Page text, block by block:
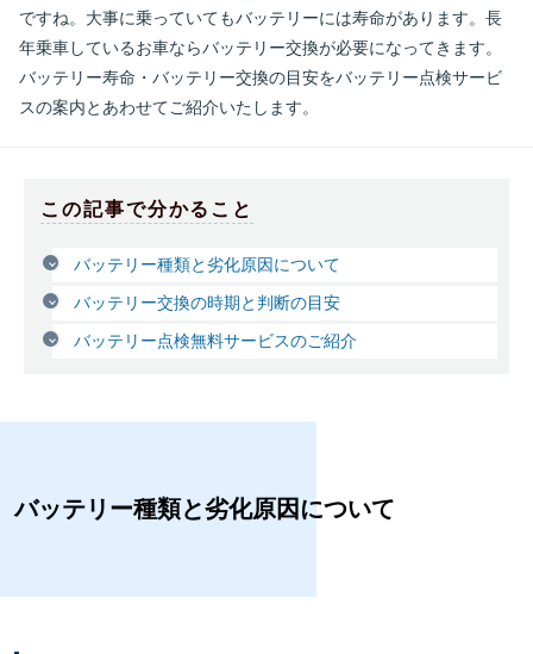
ですね。大事に乗っていてもバッテリーには寿命があります。長
年乗車しているお車ならバッテリー交換が必要になってきます。
バッテリー寿命・バッテリー交換の目安をバッテリー点検サービ
スの案内とあわせてご紹介いたします。
この記事で分かること
バッテリー種類と劣化原因について
バッテリー交換の時期と判断の目安
バッテリー点検無料サービスのご紹介
バッテリー種類と劣化原因について